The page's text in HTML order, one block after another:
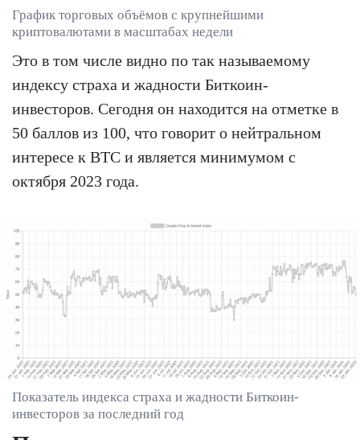
График торговых объёмов с крупнейшими
криптовалютами в масштабах недели
Это в том числе видно по так называемому
индексу страха и жадности Биткоин-
инвесторов. Сегодня он находится на отметке в
50 баллов из 100, что говорит о нейтральном
интересе к BTC и является минимумом с
октября 2023 года.
Показатель индекса страха и жадности Биткоин-
инвесторов за последний год